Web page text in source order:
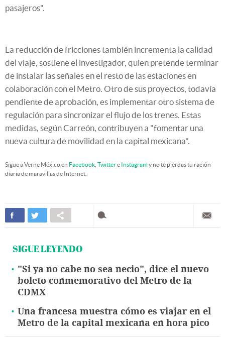
pasajeros".
La reducción de fricciones también incrementa la calidad
del viaje, sostiene el investigador, quien pretende terminar
de instalar las señales en el resto de las estaciones en
colaboración con el Metro. Otro de sus proyectos, todavía
pendiente de aprobación, es implementar otro sistema de
regulación para sincronizar el flujo de los trenes. Estas
medidas, según Carreón, contribuyen a "fomentar una
nueva cultura de movilidad en la capital mexicana".
Sigue a Verne México en Facebook Twittere Instagramy no te pierdas tu ración
diaria de maravillas de Internet.
SIGUE LEYENDO
"Si ya no cabe no sea necio", dice el nuevo
boleto conmemorativo del Metro de la
CDMX
Una francesa muestra cómo es viajar en el
Metro de la capital mexicana en hora pico